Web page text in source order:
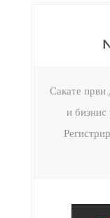
Сакате први
и